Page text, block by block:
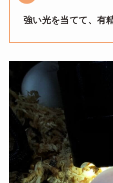
強い光を当てて、有